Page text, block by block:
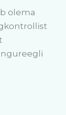
olema